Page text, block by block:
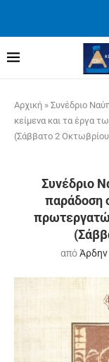
Αρχική » Συνέδριο
κείμενα και τα έργα
(Σάββατο 2
Συνέδριο
παράδοση
απόΆρδην